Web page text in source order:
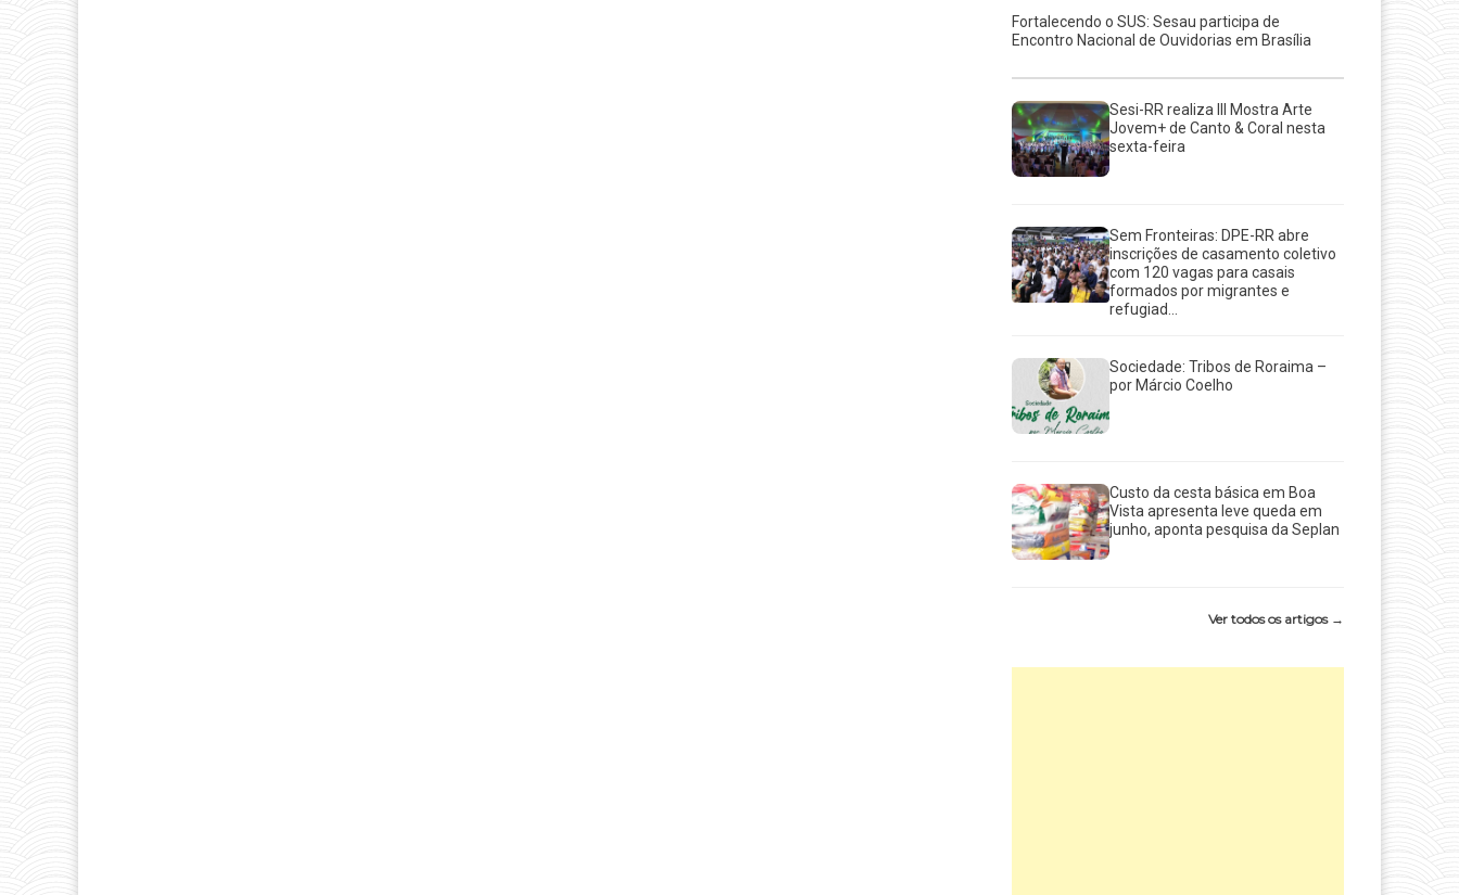
Fortalecendo o SUS: Sesau participa de
Encontro Nacional de Ouvidorias em Brasília
Sesi-RR realiza III Mostra Arte
Jovem+ de Canto & Coral nesta
sexta-feira
Sem Fronteiras: DPE-RR abre
inscrições de casamento coletivo
com 120 vagas para casais
formados por migrantes e
refugiad...
Sociedade: Tribos de Roraima –
por Márcio Coelho
Custo da cesta básica em Boa
Vista apresenta leve queda em
junho, aponta pesquisa da Seplan
Ver todos os artigos →